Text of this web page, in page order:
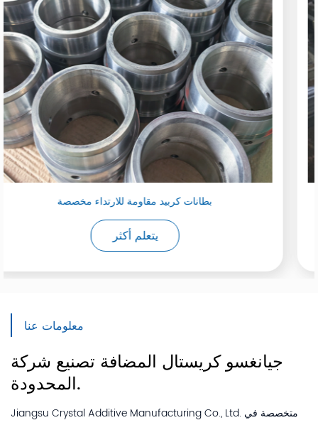
WC-12Co
WC-13Co
اللحام برذاذ الأوكسي أسيتيلين
معلومات عنا
جيانغسو كريستال المضافة تصنيع شركة
المحدودة.
Jiangsu Crystal Additive Manufacturing Co., Ltd. متخصصة في